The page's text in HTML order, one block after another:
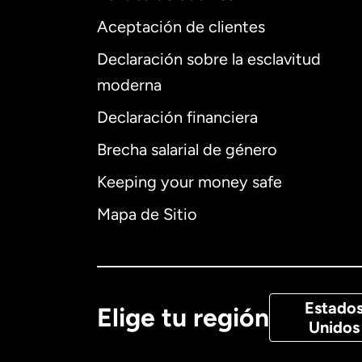
Aceptación de clientes
Declaración sobre la esclavitud
moderna
Declaración financiera
Brecha salarial de género
Keeping your money safe
Mapa de Sitio
Elige tu región
Unidos
Internacional
Alemania
Canadá